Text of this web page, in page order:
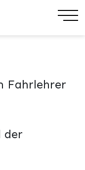
Fahrlehrer
der